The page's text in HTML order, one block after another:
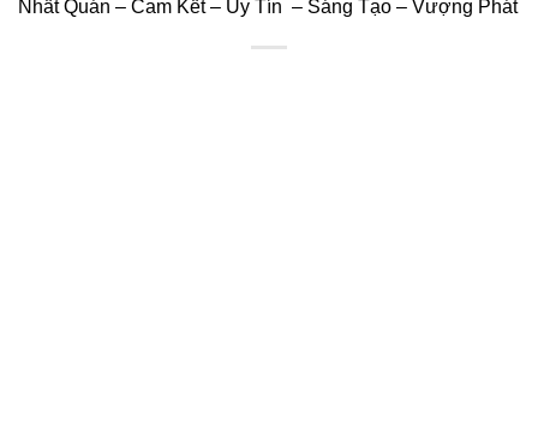
Nhất Quán – Cam Kết – Uy Tín – Sáng Tạo – Vượng Phát